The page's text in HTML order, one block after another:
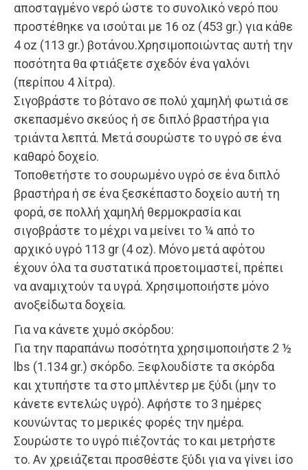
αποσταγμένο νερό ώστε το συνολικό νερό που
προστέθηκε να ισούται με 16 oz (453 gr.) για κάθε
4 oz (113 gr.) βοτάνου.Χρησιμοποιώντας αυτή την
ποσότητα θα φτιάξετε σχεδόν ένα γαλόνι
(περίπου 4 λίτρα).
Σιγοβράστε το βότανο σε πολύ χαμηλή φωτιά σε
σκεπασμένο σκεύος ή σε διπλό βραστήρα για
τριάντα λεπτά. Μετά σουρώστε το υγρό σε ένα
καθαρό δοχείο.
Τοποθετήστε το σουρωμένο υγρό σε ένα διπλό
βραστήρα ή σε ένα ξεσκέπαστο δοχείο αυτή τη
φορά, σε πολλή χαμηλή θερμοκρασία και
σιγοβράστε το μέχρι να μείνει το ¼ από το
αρχικό υγρό 113 gr (4 oz). Μόνο μετά αφότου
έχουν όλα τα συστατικά προετοιμαστεί, πρέπει
να αναμιχτούν τα υγρά. Χρησιμοποιήστε μόνο
ανοξείδωτα δοχεία.
Για να κάνετε χυμό σκόρδου:
Για την παραπάνω ποσότητα χρησιμοποιήστε 2 ½
lbs (1.134 gr.) σκόρδο. Ξεφλουδίστε τα σκόρδα
και χτυπήστε τα στο μπλέντερ με ξύδι (μην το
κάνετε εντελώς υγρό). Αφήστε το 3 ημέρες
κουνώντας το μερικές φορές την ημέρα.
Σουρώστε το υγρό πιέζοντάς το και μετρήστε
το. Αν χρειάζεται προσθέστε ξύδι για να γίνει ίσο